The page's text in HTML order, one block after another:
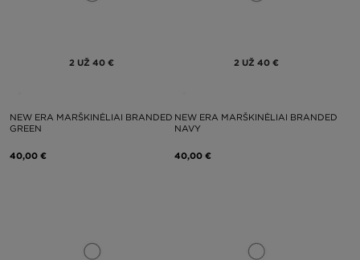
2 UŽ 40 €
NEW ERA MARŠKINĖLIAI BRANDED
GREEN
40,00 €
2 UŽ 40 €
NEW ERA MARŠKINĖLIAI BRANDED
NAVY
40,00 €